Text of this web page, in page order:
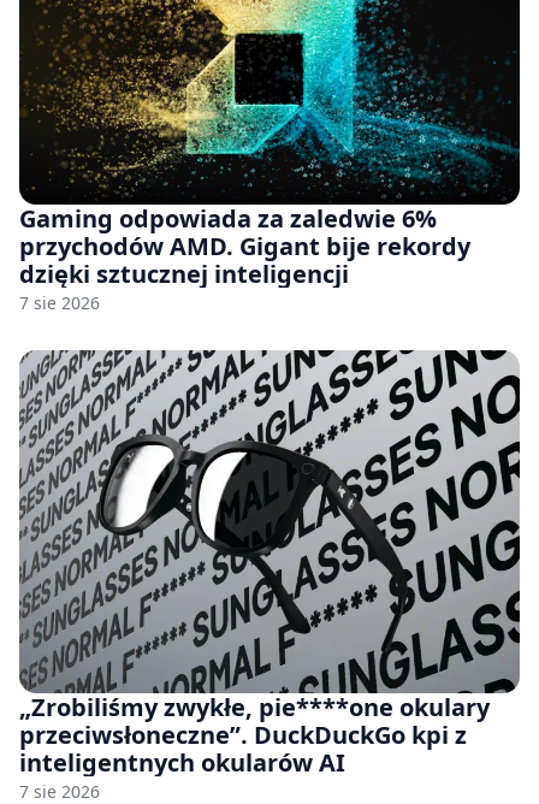
Gaming odpowiada za zaledwie 6%
przychodów AMD. Gigant bije rekordy
dzięki sztucznej inteligencji
7 sie 2026
„Zrobiliśmy zwykłe, pie****one okulary
przeciwsłoneczne”. DuckDuckGo kpi z
inteligentnych okularów AI
7 sie 2026